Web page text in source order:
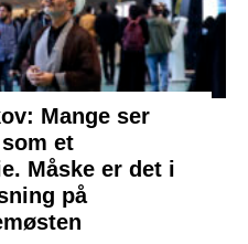
Mange ser
et
Måske er det i
på